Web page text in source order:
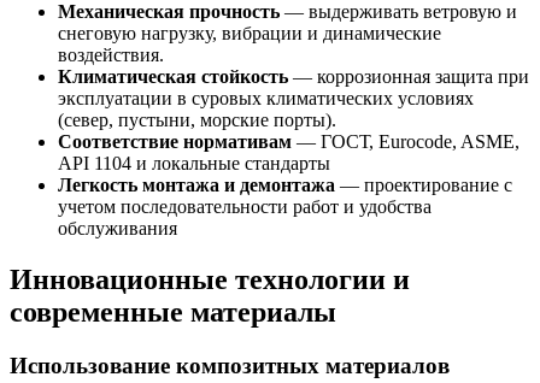
Механическая прочность — выдерживать ветровую и
снеговую нагрузку, вибрации и динамические
воздействия.
Климатическая стойкость — коррозионная защита при
эксплуатации в суровых климатических условиях
(север, пустыни, морские порты).
Соответствие нормативам — ГОСТ, Eurocode, ASME,
API 1104 и локальные стандарты
Легкость монтажа и демонтажа — проектирование с
учетом последовательности работ и удобства
обслуживания
Инновационные технологии и
современные материалы
Использование композитных материалов